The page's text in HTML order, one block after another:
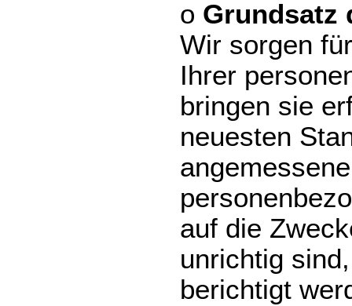
o Grundsatz
Wir sorgen
Ihrer
bringen sie
neuesten
auf die
unrichtig
berichtigt